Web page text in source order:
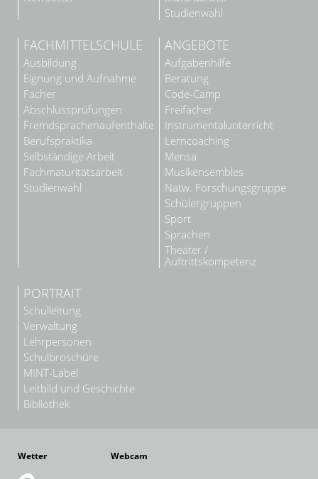
Studienwahl
FACHMITTELSCHULE
Ausbildung
Eignung und Aufnahme
Fächer
Abschlussprüfungen
Fremdsprachenaufenthalte
Berufspraktika
Selbständige Arbeit
Fachmaturitätsarbeit
Studienwahl
ANGEBOTE
Aufgabenhilfe
Beratung
Code-Camp
Freifächer
Instrumentalunterricht
Lerncoaching
Mensa
Musikensembles
Natw. Forschungsgruppe
Schülergruppen
Sport
Sprachen
Theater /
Auftrittskompetenz
PORTRAIT
Schulleitung
Verwaltung
Lehrpersonen
Schulbroschüre
MINT-Label
Leitbild und Geschichte
Bibliothek
Wetter Webcam